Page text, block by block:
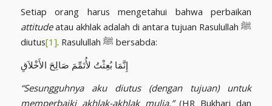
Setiap orang harus mengetahui bahwa perbaikan
attitudeatau akhlak adalah di antara tujuan Rasulullah ﷺ
diutus[1]
. Rasulullah ﷺ bersabda:
إِنَّمَا بُعِثْتُ لأُتَمِّمَ صَالِحَ الأَخْلاَقِ
“Sesungguhnya aku diutus (dengan tujuan) untuk
memperbaiki akhlak-akhlak mulia.”(HR Bukhari dan